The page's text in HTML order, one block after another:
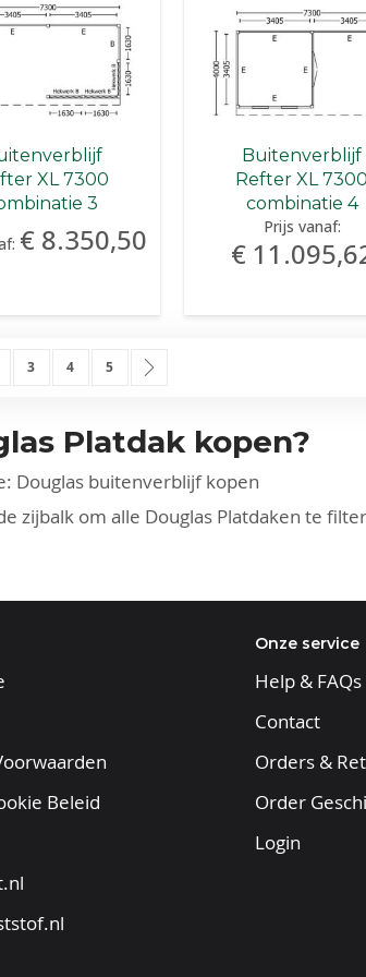
XL 7300
3
€ 8.350,50
Buitenverblijf
Refter XL 7300
combinatie 4
Prijs vanaf:
€
pagina
Pagina
3 Pagina
4 Pagina
5
Platdak kopen?
Douglas buitenverblijf kopen
zijbalk om alle Douglas Platdaken te
Beleid
Onze service
Help & FAQs
Contact
Orders &
Order
Login